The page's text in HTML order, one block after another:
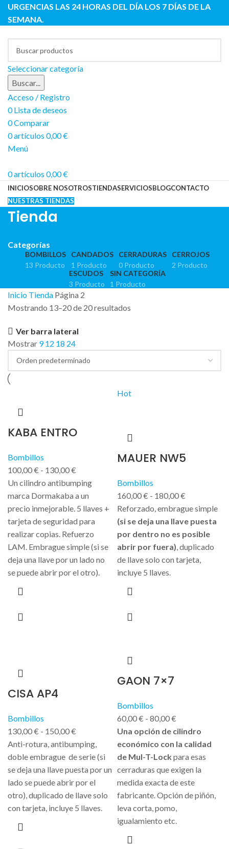
URGENCIAS LAS 24 HORAS DEL DÍA LOS 7 DÍAS DE LA
SEMANA.
Seleccionar categoría
Buscar...
Acceso / Registro
0Lista de deseos
0Comparar
0artículos 0,00€
Menú
0artículos 0,00€
INICIOSOBRE NOSOTROSTIENDASERVICIOSBLOGCONTACTO
NUESTRAS TIENDAS
Tienda
Categorías
BOMBILLOS
13 Producto
CANDADOS
1 Producto
CERRADURAS
0 Producto
CERROJOS
2 Producto
ESCUDOS
3 Producto
SIN CATEGORÍA
1 Producto
Inicio Tienda Página 2
Mostrando 13–20 de 20 resultados
Ver barra lateral
Mostrar 912 18 24
KABA ENTRO
Bombillos
100,00€ - 130,00€
Un cilindro antibumping
marca Dormakaba a un
precio inmejorable. 5 llaves +
tarjeta de seguridad para
realizar copias. Refuerzo
LAM. Embrague simple (si se
deja una llave por un lado no
se puede abrir por el otro).
Hot
MAUER NW5
Bombillos
160,00€ - 180,00€
Reforzado, embrague simple
(si se deja una llave puesta
por dentro no es posible
abrir por fuera) , duplicado
de llave solo con tarjeta,
incluye 5 llaves.
CISA AP4
Bombillos
130,00€ - 150,00€
Anti-rotura, antibumping,
doble embrague de serie (si
se deja una llave puesta por un
lado se puede abrir por el
otro), duplicado de llave solo
con tarjeta, incluye 5 llaves.
GAON 7×7
Bombillos
60,00€ - 80,00€
Una opción de cilindro
económico con la calidad
de Mul-T-Lock para esas
cerraduras que exigen la
medida exacta de este
fabricante. Opción de piñón,
leva corta, pomo,
igualamiento etc.